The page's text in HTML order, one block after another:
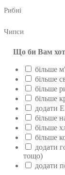
Рибні
Чипси
Що би Вам
більше
більше
більше
більше
додати
більше
більше
більше
додати
тощо)
додати